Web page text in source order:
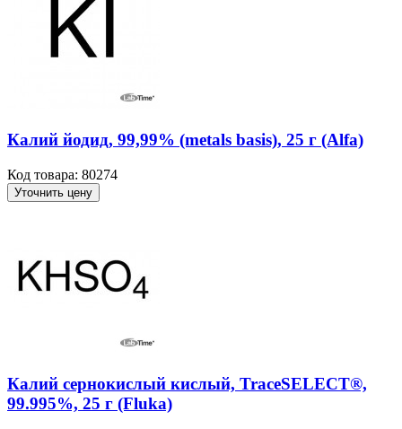
Калий йодид, 99,99% (metals basis), 25 г (Alfa)
Код товара: 80274
Уточнить цену
Калий сернокислый кислый, TraceSELECT®,
99.995%, 25 г (Fluka)